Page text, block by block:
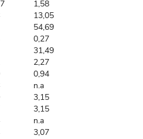
1,58
13,05
54,69
0,27
31,49
2,27
0,94
n.a
3,15
3,15
n.a
3,07